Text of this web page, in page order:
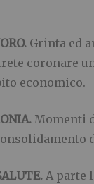
Grinta ed
coronare
economico.
Momenti
A parte